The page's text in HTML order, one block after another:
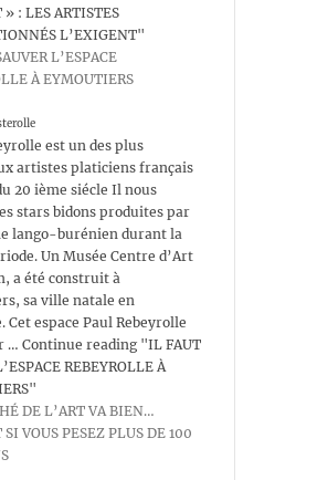
» : LES ARTISTES
L’EXIGENT"
L’ESPACE
À EYMOUTIERS
est un des plus
artistes platiciens français
20 ième siécle Il nous
stars bidons produites par
lango-burénien durant la
Un Musée Centre d’Art
a été construit à
sa ville natale en
Cet espace Paul Rebeyrolle
… Continue reading "IL FAUT
REBEYROLLE À
DE L’ART VA BIEN…
SI VOUS PESEZ PLUS DE 100